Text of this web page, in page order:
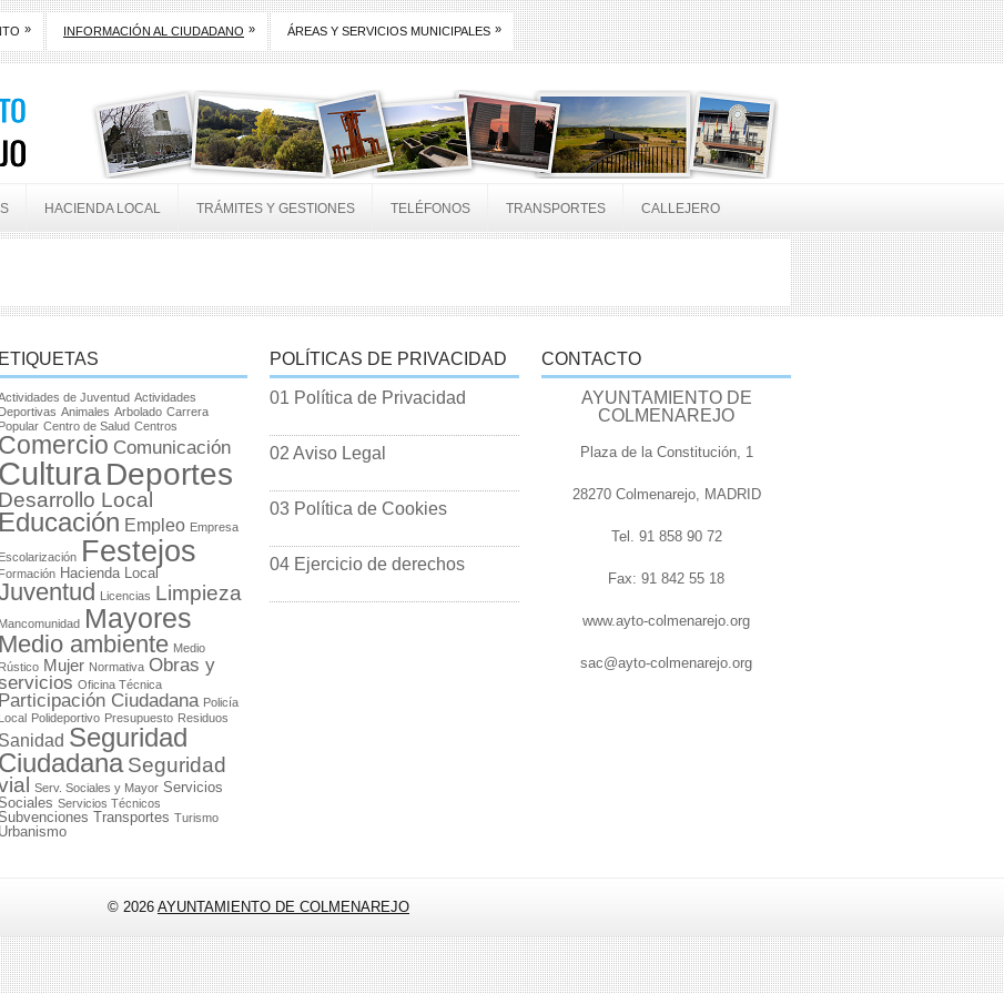
» INFORMACIÓN AL CIUDADANO » ÁREAS Y SERVICIOS MUNICIPALES »
HACIENDA LOCAL TRÁMITES Y GESTIONES TELÉFONOS TRANSPORTES CALLEJERO
ETIQUETAS
de Juventud Actividades
Deportivas Animales Arbolado Carrera
Popular Centro de Salud Centros
Comercio Comunicación
CulturaDeportes
Desarrollo Local
Educación Empleo Empresa
Escolarización Festejos
Formación Hacienda Local
Licencias Limpieza
Mancomunidad Mayores
Medio ambiente Medio
Rústico Mujer Normativa Obras y
Oficina Técnica
Participación Ciudadana Policía
Local Polideportivo Presupuesto Residuos
Sanidad Seguridad
Ciudadana Seguridad
Serv. Sociales y Mayor Servicios
Servicios Técnicos
Transportes Turismo
Urbanismo
POLÍTICAS DE PRIVACIDAD
01 Política de Privacidad
02 Aviso Legal
03 Política de Cookies
04 Ejercicio de derechos
CONTACTO
AYUNTAMIENTO DE
COLMENAREJO
Plaza de la Constitución, 1
28270 Colmenarejo, MADRID
Tel. 91 858 90 72
Fax: 91 842 55 18
www.ayto-colmenarejo.org
sac@ayto-colmenarejo.org
© 2026 AYUNTAMIENTO DE COLMENAREJO